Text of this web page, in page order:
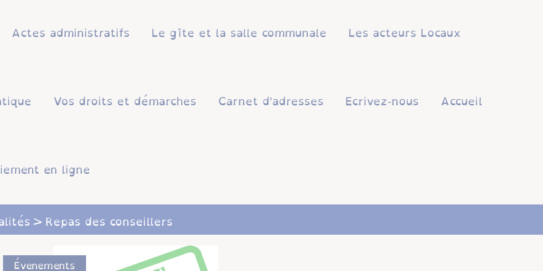
Actes administratifs Le gîte et la salle communale Les acteurs Locaux
Vos droits et démarches Carnet d'adresses Ecrivez-nous Accueil
en ligne
Repas des conseillers
Évenements